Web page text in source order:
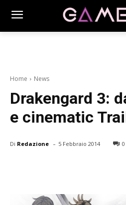
Home News
Drakengard 3:
e cinematic
Di Redazione - 5 Febbraio 2014 0